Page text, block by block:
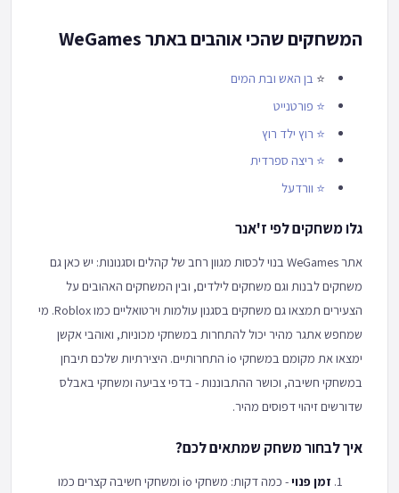
המשחקים שהכי אוהבים באתר WeGames
⭐ בן האש ובת המים
⭐ פורטנייט
⭐ רוץ ילד רוץ
⭐ ריצה ספרדית
⭐ וורדעל
גלו משחקים לפי ז'אנר
אתר WeGames בנוי לכסות מגוון רחב של קהלים וסגנונות: יש כאן גם
משחקים לבנות וגם משחקים לילדים, ובין המשחקים האהובים על
הצעירים תמצאו גם משחקים בסגנון עולמות וירטואליים כמו Roblox. מי
שמחפש אתגר מהיר יכול להתחרות במשחקי מכוניות, ואוהבי אקשן
ימצאו את מקומם במשחקי io התחרותיים. היצירתיות שלכם תיבחן
במשחקי חשיבה, וכושר ההתבוננות - בדפי צביעה ומשחקי באבלס
שדורשים זיהוי דפוסים מהיר.
איך לבחור משחק שמתאים לכם?
זמן פנוי
- כמה דקות: משחקי io ומשחקי חשיבה קצרים כמו